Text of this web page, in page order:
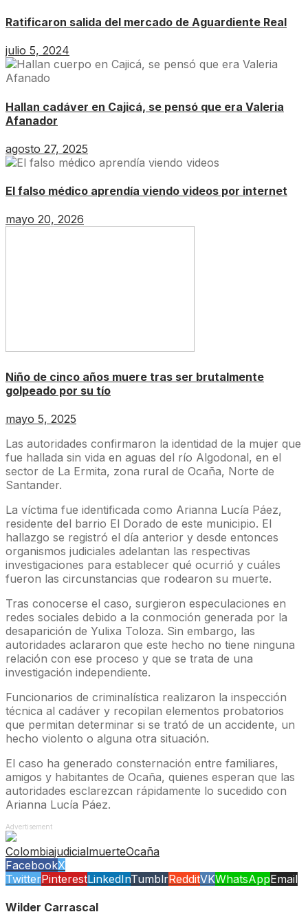
Ratificaron salida del mercado de Aguardiente Real
julio 5, 2024
Hallan cadáver en Cajicá, se pensó que era Valeria
Afanador
agosto 27, 2025
El falso médico aprendía viendo videos por internet
mayo 20, 2026
Niño de cinco años muere tras ser brutalmente
golpeado por su tío
mayo 5, 2025
Las autoridades confirmaron la identidad de la mujer que
fue hallada sin vida en aguas del río Algodonal, en el
sector de La Ermita, zona rural de Ocaña, Norte de
Santander.
La víctima fue identificada como Arianna Lucía Páez,
residente del barrio El Dorado de este municipio. El
hallazgo se registró el día anterior y desde entonces
organismos judiciales adelantan las respectivas
investigaciones para establecer qué ocurrió y cuáles
fueron las circunstancias que rodearon su muerte.
Tras conocerse el caso, surgieron especulaciones en
redes sociales debido a la conmoción generada por la
desaparición de Yulixa Toloza. Sin embargo, las
autoridades aclararon que este hecho no tiene ninguna
relación con ese proceso y que se trata de una
investigación independiente.
Funcionarios de criminalística realizaron la inspección
técnica al cadáver y recopilan elementos probatorios
que permitan determinar si se trató de un accidente, un
hecho violento o alguna otra situación.
El caso ha generado consternación entre familiares,
amigos y habitantes de Ocaña, quienes esperan que las
autoridades esclarezcan rápidamente lo sucedido con
Arianna Lucía Páez.
Advertisement
ColombiajudicialmuerteOcaña
FacebookX
TwitterPinterestLinkedInTumblrRedditVKWhatsAppEmail
Wilder Carrascal